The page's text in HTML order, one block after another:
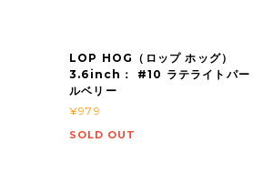
LOP HOG（ロップ ホッグ）
3.6inch： #10 ラテライトパー
ルベリー
¥979
SOLD OUT